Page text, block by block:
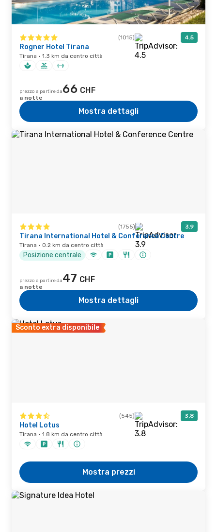
(1015) 4.5
Rogner Hotel Tirana
Tirana · 1.3 km da centro città
prezzo a partire da66 CHF
a notte
Mostra dettagli
(1755) 3.9
Tirana International Hotel & Conference Centre
Tirana · 0.2 km da centro città
Posizione centrale
prezzo a partire da47 CHF
a notte
Mostra dettagli
Sconto extra disponibile
(545) 3.8
Hotel Lotus
Tirana · 1.8 km da centro città
Mostra prezzi